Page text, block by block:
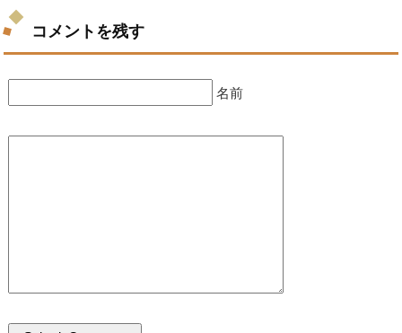
コメントを残す
名前